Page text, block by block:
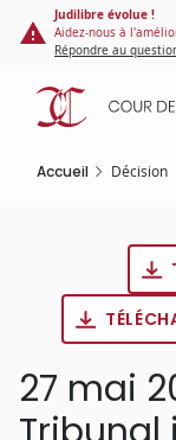
Panneau de gestion
contenu
principal
Judilibre évolue !
Aidez-nous à
Répondre au
Accueil Décision
27 mai